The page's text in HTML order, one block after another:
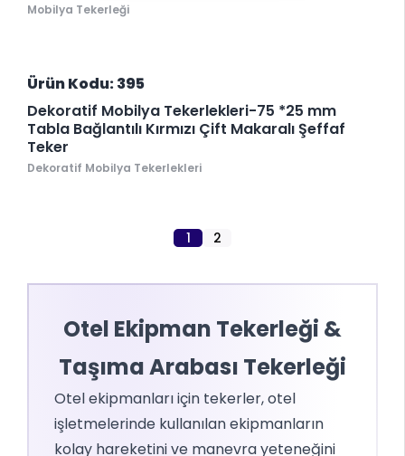
Mobilya Tekerleği
Ürün Kodu: 395
Dekoratif Mobilya Tekerlekleri-75 *25 mm
Tabla Bağlantılı Kırmızı Çift Makaralı Şeffaf
Teker
Dekoratif Mobilya Tekerlekleri
1 2
Otel Ekipman Tekerleği &
Taşıma Arabası Tekerleği
Otel ekipmanları için tekerler, otel
işletmelerinde kullanılan ekipmanların
kolay hareketini ve manevra yeteneğini